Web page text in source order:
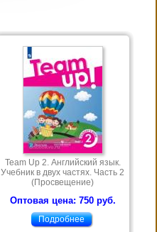
Team Up 2. Английский язык.
Учебник в двух частях. Часть 2
(Просвещение)
Оптовая цена: 750 руб.
Подробнее